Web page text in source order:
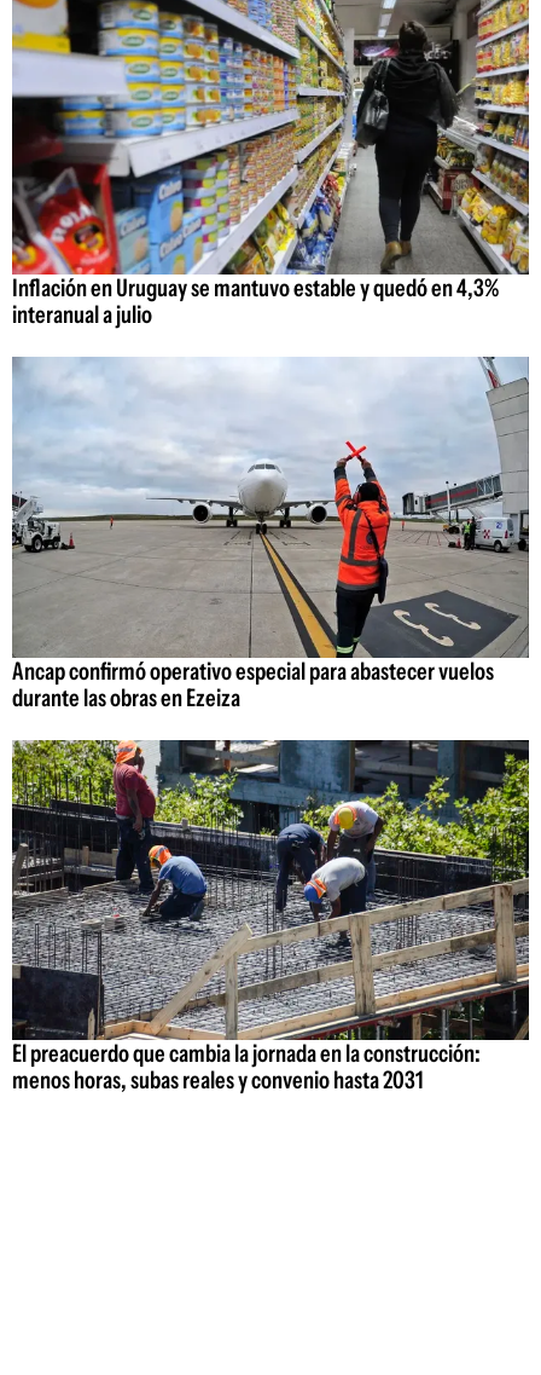
Inflación en Uruguay se mantuvo estable y quedó en 4,3%
interanual a julio
Ancap confirmó operativo especial para abastecer vuelos
durante las obras en Ezeiza
El preacuerdo que cambia la jornada en la construcción:
menos horas, subas reales y convenio hasta 2031